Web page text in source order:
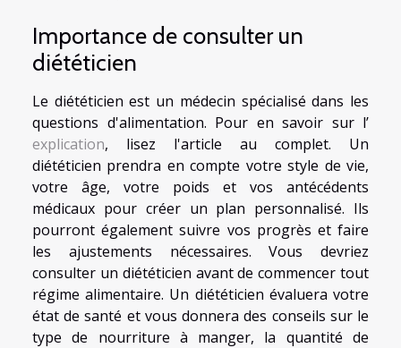
Importance de consulter un
diététicien
Le diététicien est un médecin spécialisé dans les
questions d'alimentation. Pour en savoir sur l’
explication, lisez l'article au complet. Un
diététicien prendra en compte votre style de vie,
votre âge, votre poids et vos antécédents
médicaux pour créer un plan personnalisé. Ils
pourront également suivre vos progrès et faire
les ajustements nécessaires. Vous devriez
consulter un diététicien avant de commencer tout
régime alimentaire. Un diététicien évaluera votre
état de santé et vous donnera des conseils sur le
type de nourriture à manger, la quantité de